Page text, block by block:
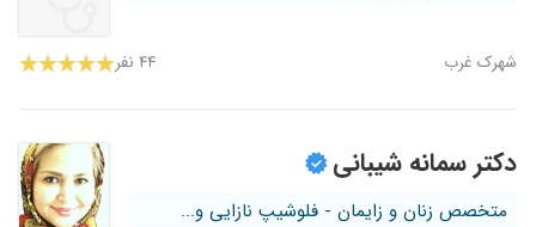
شهرک غرب ۴۴ نفر
دکتر سمانه شیبانی
متخصص زنان و زایمان - فلوشیپ نازایی و...